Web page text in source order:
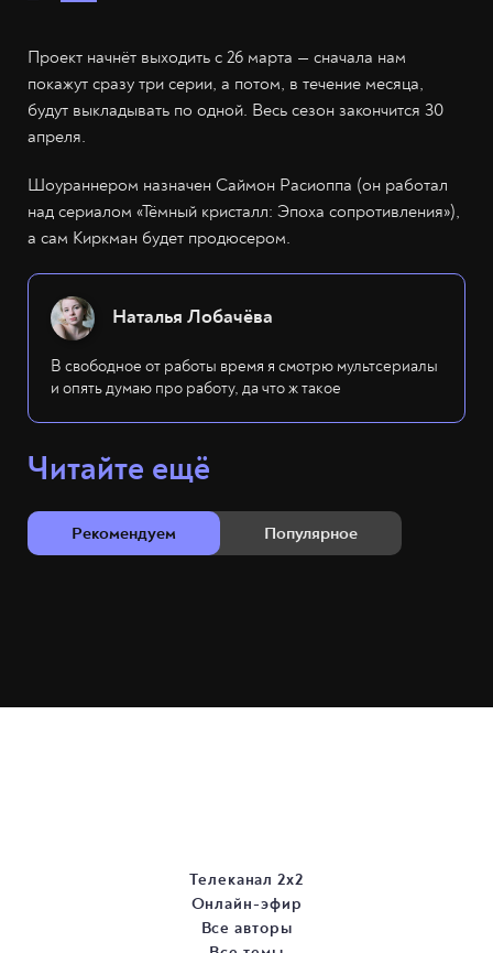
Проект начнёт выходить с 26 марта — сначала нам
покажут сразу три серии, а потом, в течение месяца,
будут выкладывать по одной. Весь сезон закончится 30
апреля.
Шоураннером назначен Саймон Расиоппа (он работал
над сериалом «Тёмный кристалл: Эпоха сопротивления»),
а сам Киркман будет продюсером.
Наталья Лобачёва
В свободное от работы время я смотрю мультсериалы
и опять думаю про работу, да что ж такое
Читайте ещё
Рекомендуем Популярное
Телеканал 2х2
Онлайн-эфир
Все авторы